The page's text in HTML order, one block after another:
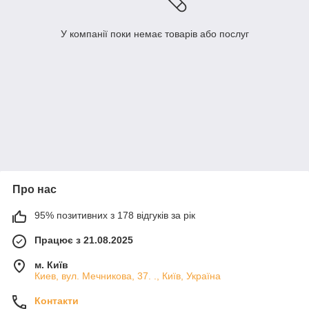
У компанії поки немає товарів або послуг
Про нас
95% позитивних з 178 відгуків за рік
Працює з 21.08.2025
м. Київ
Киев, вул. Мечникова, 37. ., Київ, Україна
Контакти